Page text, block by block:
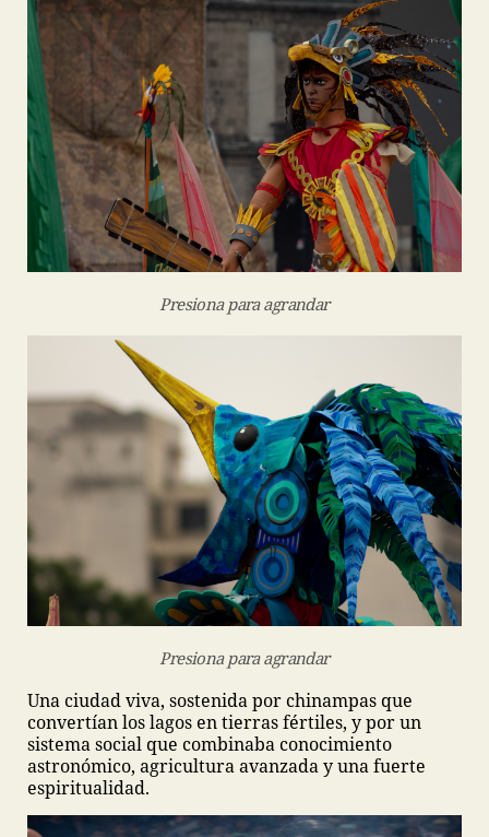
Presiona para agrandar
Presiona para agrandar
Una ciudad viva, sostenida por chinampas que
convertían los lagos en tierras fértiles, y por un
sistema social que combinaba conocimiento
astronómico, agricultura avanzada y una fuerte
espiritualidad.